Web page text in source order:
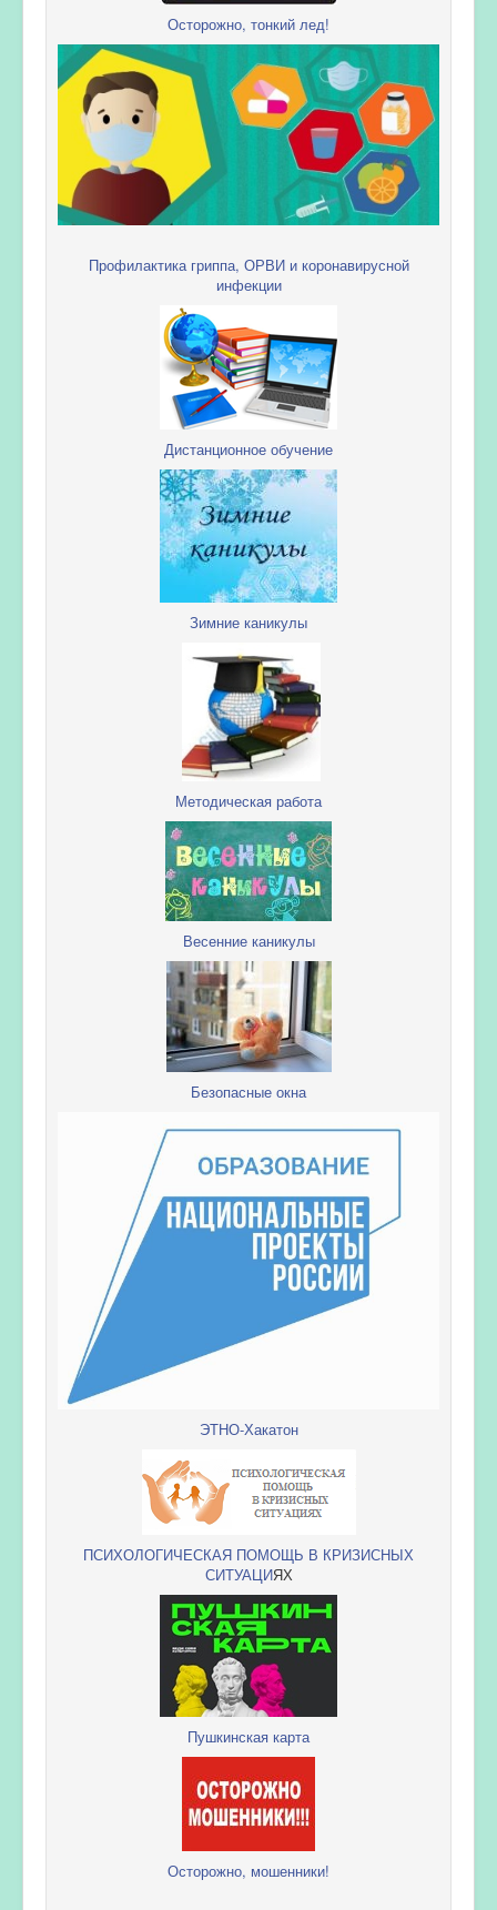
Осторожно, тонкий лед!
Профилактика гриппа, ОРВИ и коронавирусной
инфекции
Дистанционное обучение
Зимние каникулы
Методическая работа
Весенние каникулы
Безопасные окна
ЭТНО-Хакатон
ПСИХОЛОГИЧЕСКАЯ ПОМОЩЬ В КРИЗИСНЫХ
СИТУАЦИЯХ
Пушкинская карта
Осторожно, мошенники!